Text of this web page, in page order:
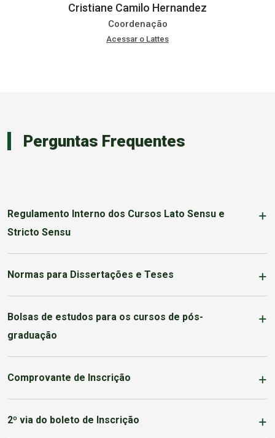
Cristiane Camilo Hernandez
Coordenação
Acessar o Lattes
Perguntas Frequentes
Regulamento Interno dos Cursos Lato Sensu e
Stricto Sensu
Normas para Dissertações e Teses
Bolsas de estudos para os cursos de pós-
graduação
Comprovante de Inscrição
2º via do boleto de Inscrição